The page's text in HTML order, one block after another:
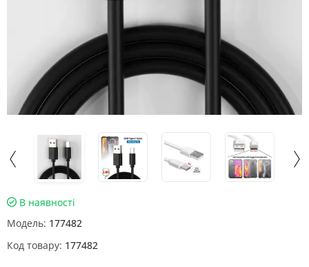
В наявності
Модель: 177482
Код товару: 177482